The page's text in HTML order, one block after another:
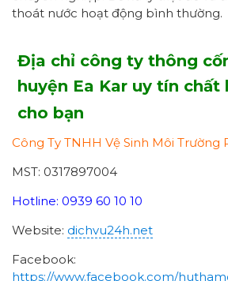
thoát nước hoạt động bình thường.
Địa chỉ công ty thông
huyện Ea Kar uy tín chất
cho bạn
Công Ty TNHH Vệ Sinh Môi Trường
MST: 0317897004
Hotline: 0939 60 10 10
Website: dichvu24h.net
Facebook:
https://www.facebook.com/